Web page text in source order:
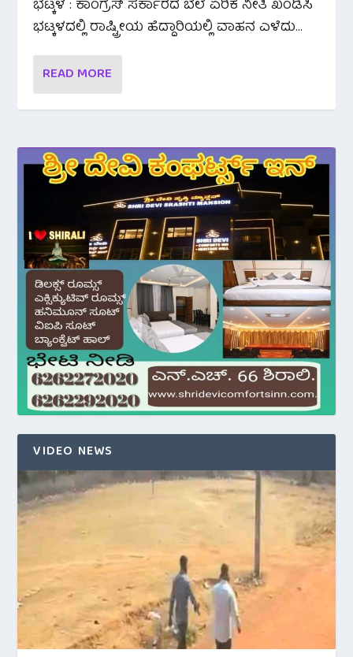
ಭಟ್ಕಳ : ಕಾಂಗ್ರೆಸ್ ಸರ್ಕಾರದ ಬೆಲೆ ಏರಿಕೆ ನೀತಿ ಖಂಡಿಸಿ
ಭಟ್ಕಳದಲ್ಲಿ ರಾಷ್ಟ್ರೀಯ ಹೆದ್ದಾರಿಯಲ್ಲಿ ವಾಹನ ಎಳೆದು...
READ MORE
VIDEO NEWS